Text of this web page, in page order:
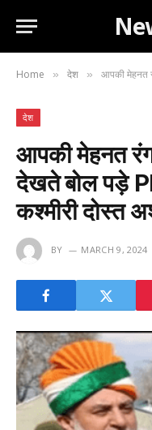
Home » देश » आपकी मेहनत रंग लाई,
देश
आपकी मेहनत
देखते बोल पड़े
कश्मीरी
BY MARCH 9, 2024